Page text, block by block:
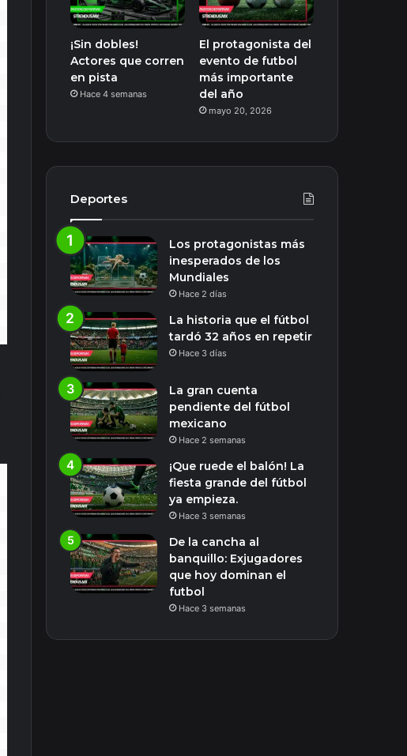
¡Sin dobles!
Actores que corren
en pista
Hace 4 semanas
El protagonista del
evento de futbol
más importante
del año
mayo 20, 2026
Deportes
Los protagonistas más
inesperados de los
Mundiales
Hace 2 días
La historia que el fútbol
tardó 32 años en repetir
Hace 3 días
La gran cuenta
pendiente del fútbol
mexicano
Hace 2 semanas
¡Que ruede el balón! La
fiesta grande del fútbol
ya empieza.
Hace 3 semanas
De la cancha al
banquillo: Exjugadores
que hoy dominan el
futbol
Hace 3 semanas